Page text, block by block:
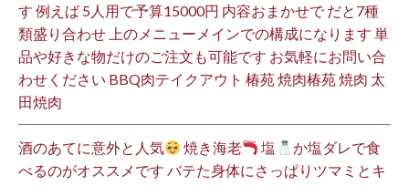
す 例えば 5人用で予算15000円 内容おまかせで だと7種
類盛り合わせ 上のメニューメインでの構成になります 単
品や好きな物だけのご注文も可能です お気軽にお問い合
わせください BBQ肉テイクアウト 椿苑 焼肉椿苑 焼肉 太
田焼肉
酒のあてに意外と人気 焼き海老 塩
か塩ダレで食
べるのがオススメです バテた身体にさっぱりツマミとキ